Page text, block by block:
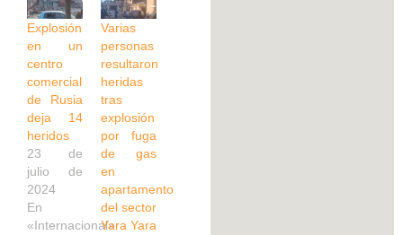
Explosión
en un
centro
comercial
de Rusia
deja 14
heridos
23 de
julio de
2024
En
«Internacional»
Varias
personas
resultaron
heridas
tras
explosión
por fuga
de gas
en
apartamento
del sector
Yara Yara